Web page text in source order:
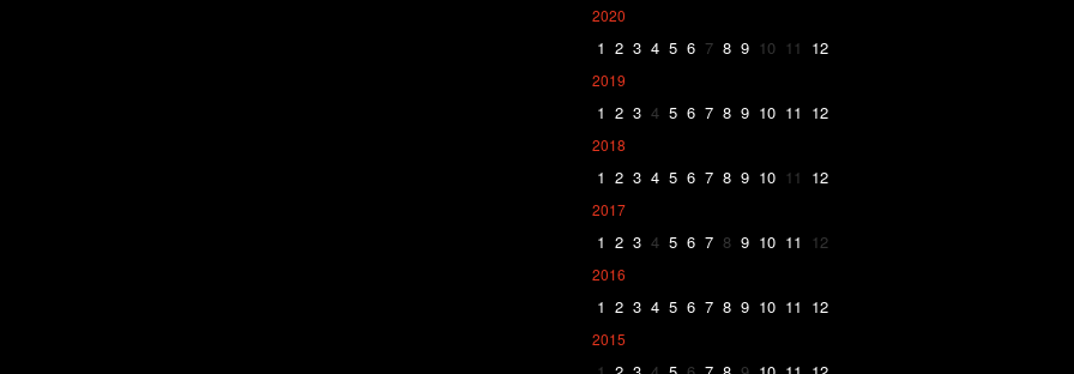
2020
1 2 3 4 5 6 7 8 9 10 11 12
2019
1 2 3 4 5 6 7 8 9 10 11 12
2018
1 2 3 4 5 6 7 8 9 10 11 12
2017
1 2 3 4 5 6 7 8 9 10 11 12
2016
1 2 3 4 5 6 7 8 9 10 11 12
2015